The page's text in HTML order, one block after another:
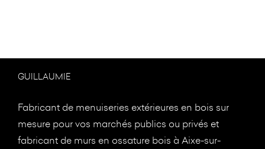
GUILLAUMIE
Fabricant de menuiseries extérieures en bois sur
mesure pour vos marchés publics ou privés et
fabricant de murs en ossature bois à Aixe-sur-